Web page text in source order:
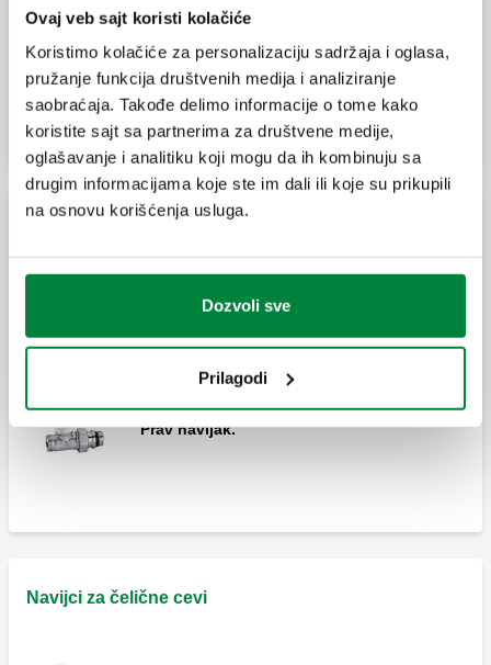
Ovaj veb sajt koristi kolačiće
Koristimo kolačiće za personalizaciju sadržaja i oglasa,
pružanje funkcija društvenih medija i analiziranje
saobraćaja. Takođe delimo informacije o tome kako
koristite sajt sa partnerima za društvene medije,
oglašavanje i analitiku koji mogu da ih kombinuju sa
drugim informacijama koje ste im dali ili koje su prikupili
na osnovu korišćenja usluga.
Dozvoli sve
Prilagodi
Prav ručni radijatorski ventil.
Ugaoni navijak.
Prav navijak.
Navijci za čelične cevi